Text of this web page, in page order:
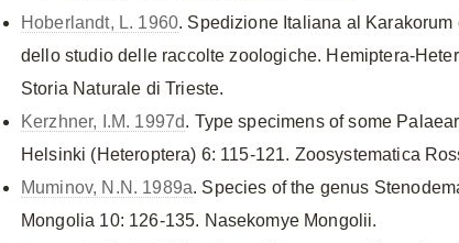
Hoberlandt, L. 1960. Spedizione Italiana al
dello studio delle raccolte zoologiche. Hemiptera-
Storia Naturale di Trieste.
Kerzhner, I.M. 1997d. Type specimens of some
Helsinki (Heteroptera) 6: 115-121. Zoosystematica
Muminov, N.N. 1989a. Species of the genus
Mongolia 10: 126-135. Nasekomye Mongolii.